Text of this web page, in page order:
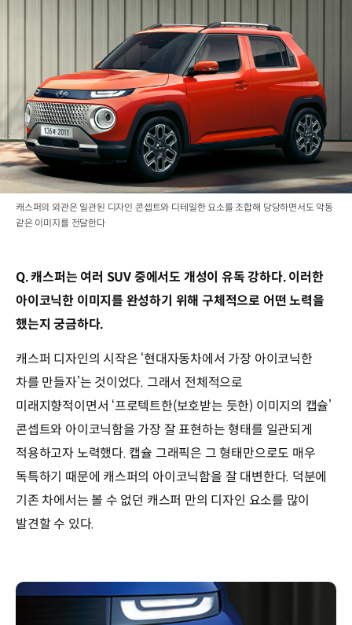
캐스퍼의 외관은 일관된 디자인 콘셉트와 디테일한 요소를 조합해 당당하면서도 악동
같은 이미지를 전달한다
Q. 캐스퍼는 여러 SUV 중에서도 개성이 유독 강하다. 이러한
아이코닉한 이미지를 완성하기 위해 구체적으로 어떤 노력을
했는지 궁금하다.
캐스퍼 디자인의 시작은 ‘현대자동차에서 가장 아이코닉한
차를 만들자’는 것이었다. 그래서 전체적으로
미래지향적이면서 ‘프로텍트한(보호받는 듯한) 이미지의 캡슐’
콘셉트와 아이코닉함을 가장 잘 표현하는 형태를 일관되게
적용하고자 노력했다. 캡슐 그래픽은 그 형태만으로도 매우
독특하기 때문에 캐스퍼의 아이코닉함을 잘 대변한다. 덕분에
기존 차에서는 볼 수 없던 캐스퍼 만의 디자인 요소를 많이
발견할 수 있다.